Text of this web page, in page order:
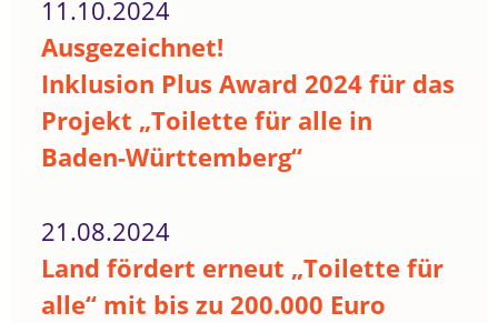
11.10.2024
Ausgezeichnet!
Inklusion Plus Award 2024 für das
Projekt „Toilette für alle in
Baden-Württemberg“
21.08.2024
Land fördert erneut „Toilette für
alle“ mit bis zu 200.000 Euro